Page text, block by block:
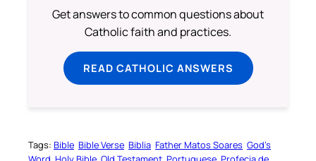
Get answers to common questions about
Catholic faith and practices.
READ CATHOLIC ANSWERS
Tags: Bible Bible Verse Biblia Father Matos Soares God’s